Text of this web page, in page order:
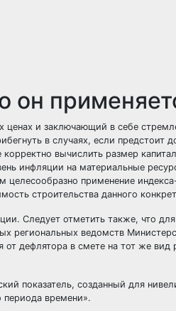
он
и заключающий в себе
в случаях, если предстоит
вычислить размер
инфляции на материальные
целесообразно применение
строительства данного
Следует отметить также, что
региональных ведомств
дефлятора в смете на тот же вид
показатель, созданный для
периода времени».